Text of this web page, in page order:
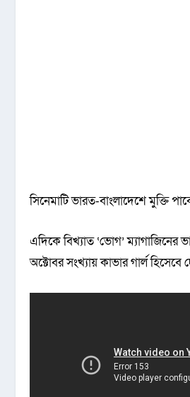
সিনেমাটি ভারত-বাংলাদেশে মুক্তি
এদিকে বিখ্যাত ‘ভোগ’ ম্যাগাজিনের
অক্টোবর সংখ্যায় কাভার গার্ল হিসেবে